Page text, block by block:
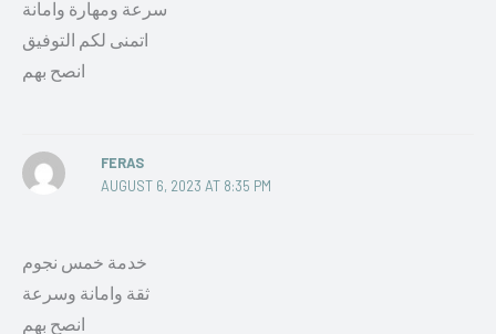
سرعة ومهارة وامانة
اتمنى لكم التوفيق
انصح بهم
FERAS
AUGUST 6, 2023 AT 8:35 PM
خدمة خمس نجوم
ثقة وامانة وسرعة
انصح بهم